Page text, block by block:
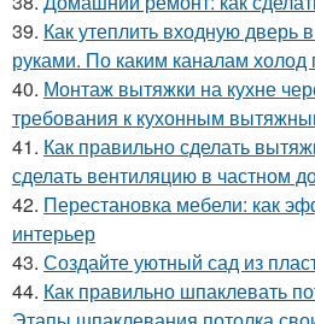
39. Как утеплить входную дверь
руками. По каким каналам холод
40. Монтаж вытяжки на кухне
требования к кухонным
41. Как правильно сделать
сделать вентиляцию в частном
42. Перестановка мебели: как
интерьер
43. Создайте уютный сад из
44. Как правильно шпаклевать